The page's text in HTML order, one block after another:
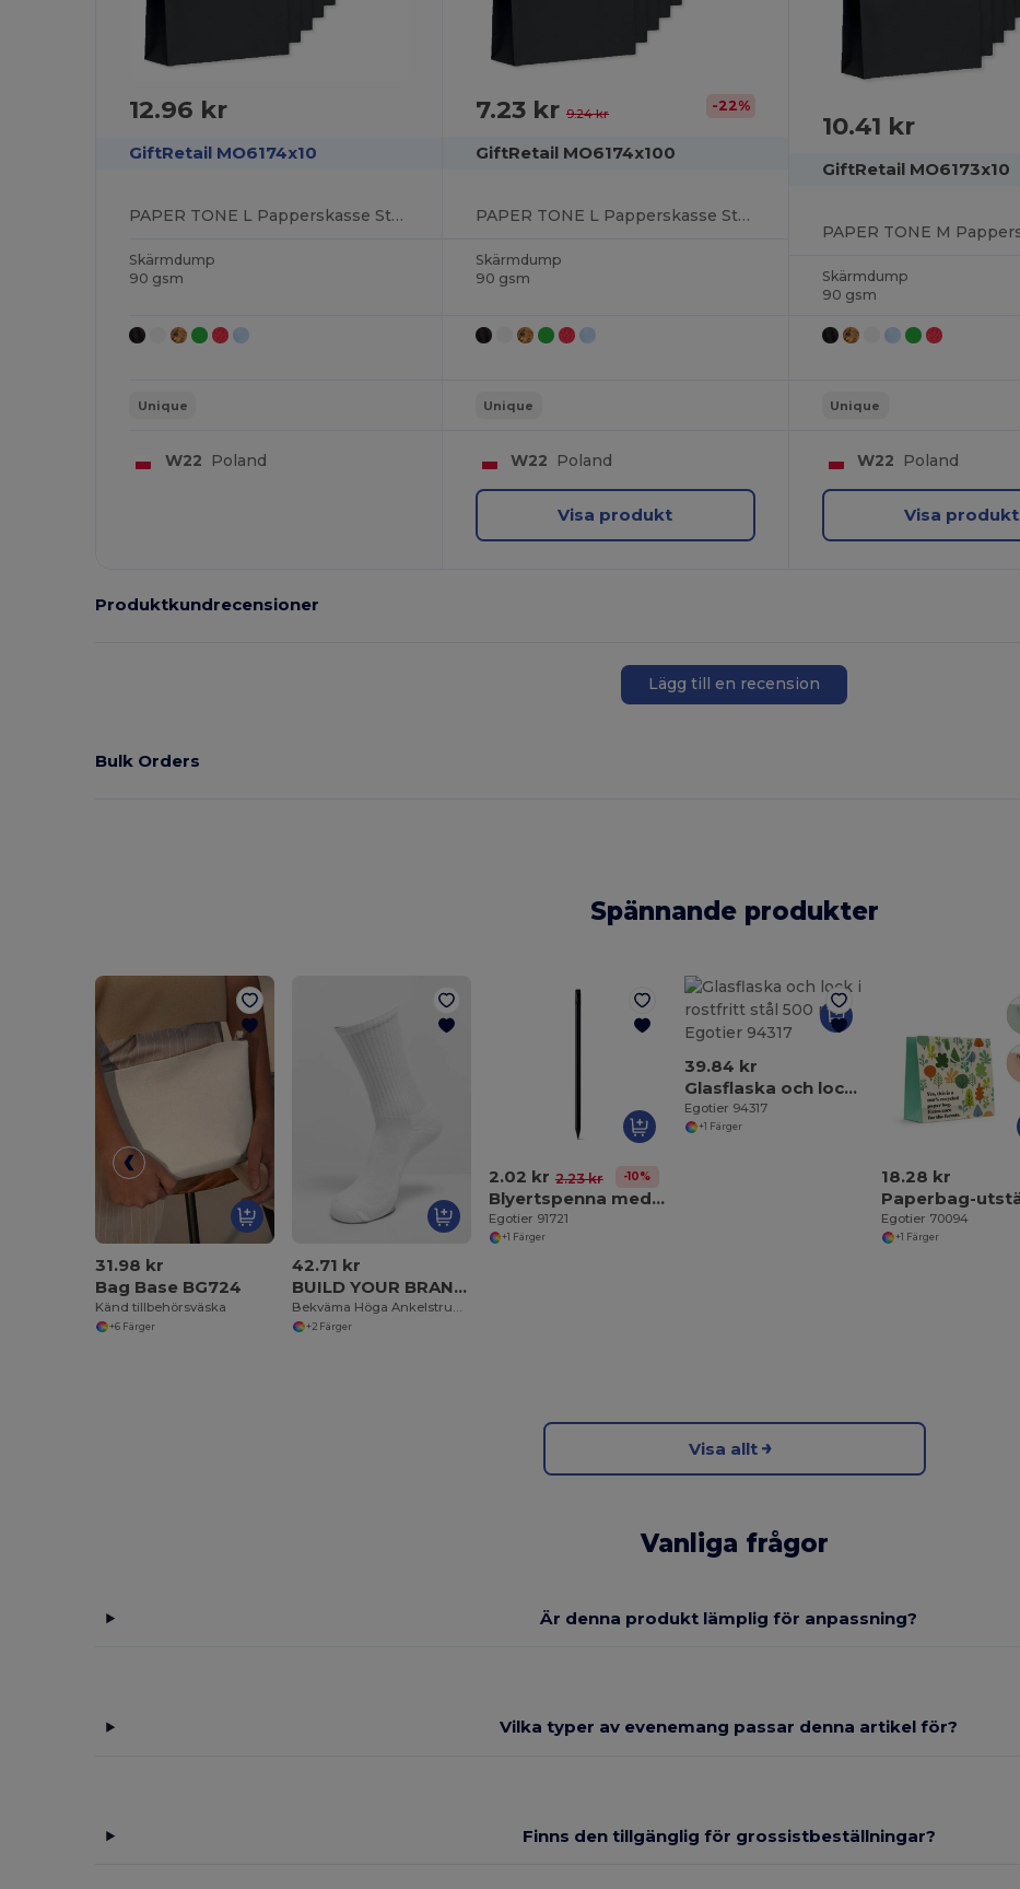
12.96 kr
GiftRetail MO6174x10
PAPER TONE L Papperskasse Stor 90 gr/m²
Skärmdump
90 gsm
Unique
W22 Poland
7.23 kr 9.24 kr -22%
GiftRetail MO6174x100
PAPER TONE L Papperskasse Stor 90 gr/m²
Skärmdump
90 gsm
Unique
W22 Poland
Visa produkt
10.41 kr
GiftRetail MO6173x10
Skärmdump
90 gsm
Unique
W22 Poland
Visa produkt
Produktkundrecensioner
Lägg till en recension
Bulk Orders
Spännande produkter
31.98 kr
Bag Base BG724
Känd tillbehörsväska
+6 Färger
42.71 kr
BUILD YOUR BRAND BY201
Bekväma Höga Ankelstrumpor i Bomull
+2 Färger
2.02 kr 2.23 kr -10%
Blyertspenna med suddgummi och hårdhetsgrad HB
Egotier 91721
+1 Färger
39.84 kr
Glasflaska och lock i rostfritt stål 500 ml
Egotier 94317
+1 Färger
18.28 kr
Egotier 70094
+1 Färger
Visa allt
Vanliga frågor
Är denna produkt lämplig för anpassning?
Vilka typer av evenemang passar denna artikel för?
Finns den tillgänglig för grossistbeställningar?